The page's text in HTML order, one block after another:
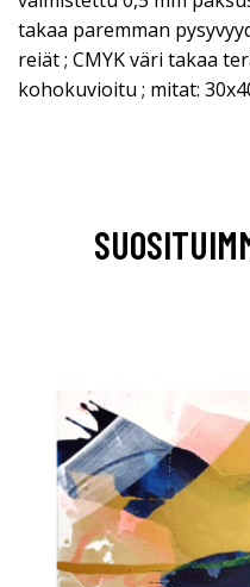
takaa paremman
reiät ; CMYK väri takaa
kohokuvioitu ; mitat: